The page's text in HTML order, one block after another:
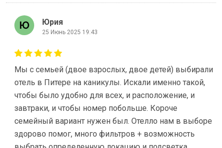
Юрия
25 Июнь 2025 19:43
Мы с семьей (двое взрослых, двое детей) выбирали
отель в Питере на каникулы. Искали именно такой,
чтобы было удобно для всех, и расположение, и
завтраки, и чтобы номер побольше. Короче
семейный вариант нужен был. Отелло нам в выборе
здорово помог, много фильтров + возможность